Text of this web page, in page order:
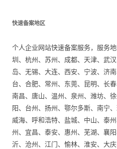
快速备案地区
个人企业网站快速备案服务，服务
圳、杭州、苏州、成都、天津、武
岛、无锡、大连、西安、宁波、济
台、合肥、常州、东莞、昆明、长
南昌、唐山、温州、泉州、潍坊、
阳、台州、扬州、鄂尔多斯、南宁
威海、呼和浩特、盐城、中山、泰
州、宜昌、泰安、惠州、芜湖、襄
沂、沧州、江门、愉林、淮安、大